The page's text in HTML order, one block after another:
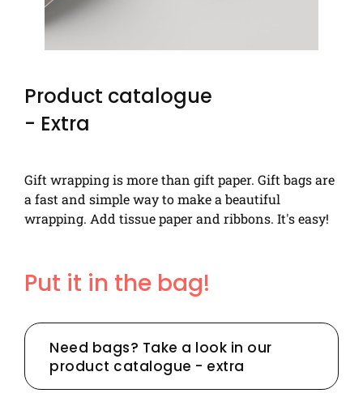
Product catalogue
- Extra
Gift wrapping is more than gift paper. Gift bags are
a fast and simple way to make a beautiful
wrapping. Add tissue paper and ribbons. It's easy!
Put it in the bag!
Need bags? Take a look in our
product catalogue - extra